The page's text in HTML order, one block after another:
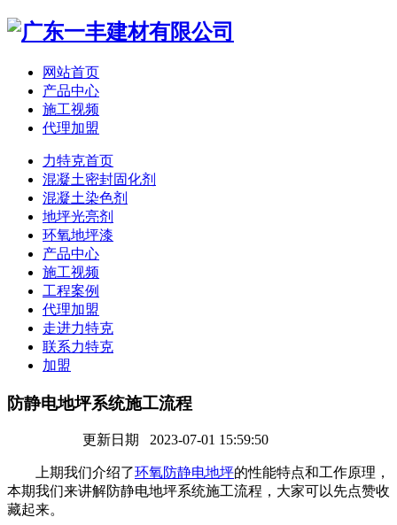
网站首页
产品中心
施工视频
代理加盟
力特克首页
混凝土密封固化剂
混凝土染色剂
地坪光亮剂
环氧地坪漆
产品中心
施工视频
工程案例
代理加盟
走进力特克
联系力特克
加盟
防静电地坪系统施工流程
更新日期 2023-07-01 15:59:50
上期我们介绍了环氧防静电地坪的性能特点和工作原理，
本期我们来讲解防静电地坪系统施工流程，大家可以先点赞收
藏起来。